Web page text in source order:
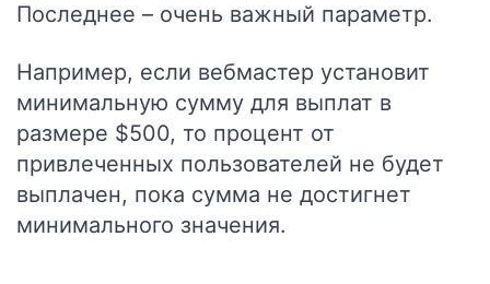
Последнее – очень важный параметр.
Например, если вебмастер установит
минимальную сумму для выплат в
размере $500, то процент от
привлеченных пользователей не будет
выплачен, пока сумма не достигнет
минимального значения.